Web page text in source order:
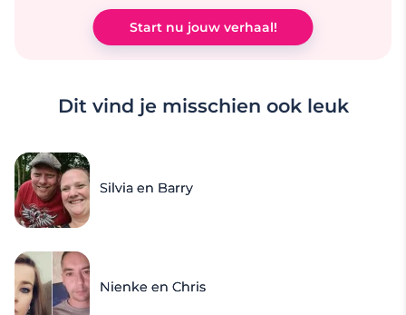
Start nu jouw verhaal!
Dit vind je misschien ook leuk
Silvia en Barry
Nienke en Chris